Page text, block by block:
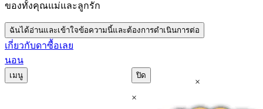
ของทั้งคุณแม่และลูกรัก
ฉันได้อ่านและเข้าใจข้อความนี้และต้องการดำเนินการต่อ
เกี่ยวกับดา
นอน
ซื้อเลย
เมนู ปิด
×
×